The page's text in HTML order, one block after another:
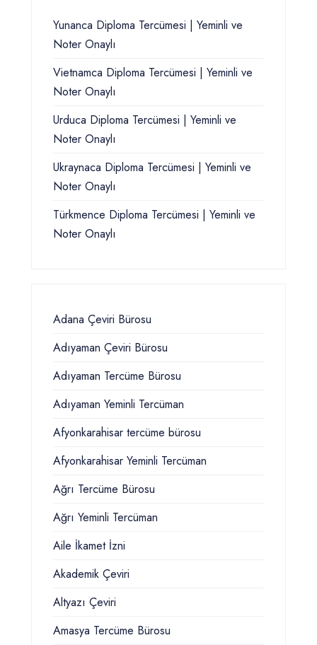
Yunanca Diploma Tercümesi | Yeminli ve
Noter Onaylı
Vietnamca Diploma Tercümesi | Yeminli ve
Noter Onaylı
Urduca Diploma Tercümesi | Yeminli ve
Noter Onaylı
Ukraynaca Diploma Tercümesi | Yeminli ve
Noter Onaylı
Türkmence Diploma Tercümesi | Yeminli ve
Noter Onaylı
Adana Çeviri Bürosu
Adıyaman Çeviri Bürosu
Adıyaman Tercüme Bürosu
Adıyaman Yeminli Tercüman
Afyonkarahisar tercüme bürosu
Afyonkarahisar Yeminli Tercüman
Ağrı Tercüme Bürosu
Ağrı Yeminli Tercüman
Aile İkamet İzni
Akademik Çeviri
Altyazı Çeviri
Amasya Tercüme Bürosu